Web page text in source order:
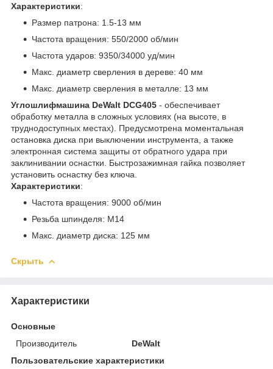
Характеристики:
Размер патрона: 1.5-13 мм
Частота вращения: 550/2000 об/мин
Частота ударов: 9350/34000 уд/мин
Макс. диаметр сверления в дереве: 40 мм
Макс. диаметр сверления в металле: 13 мм
Углошлифмашина DeWalt DCG405 - обеспечивает
обработку металла в сложных условиях (на высоте, в
труднодоступных местах). Предусмотрена моментальная
остановка диска при выключении инструмента, а также
электронная система защиты от обратного удара при
заклинивании оснастки. Быстрозажимная гайка позволяет
установить оснастку без ключа.
Характеристики:
Частота вращения: 9000 об/мин
Резьба шпинделя: М14
Макс. диаметр диска: 125 мм
Скрыть
Характеристики
Основные
Производитель
DeWalt
Пользовательские характеристики